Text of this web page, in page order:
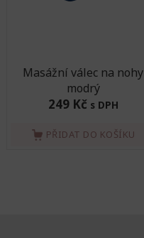
Masážní válec na nohy
modrý
249 Kč s DPH
PŘIDAT DO KOŠÍKU